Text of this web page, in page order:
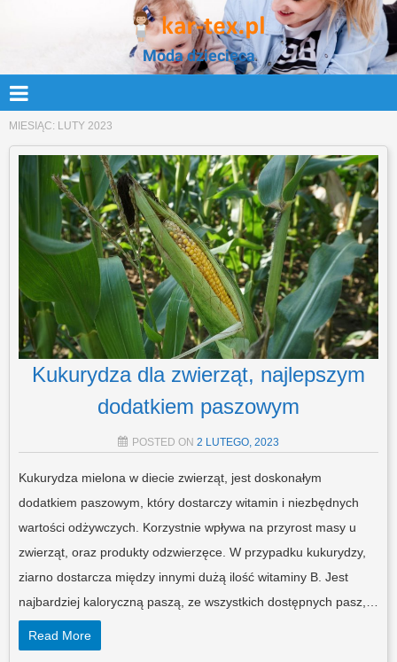
Moda dziecięca
MIESIĄC: LUTY 2023
Kukurydza dla zwierząt, najlepszym
dodatkiem paszowym
POSTED ON 2 LUTEGO, 2023
Kukurydza mielona w diecie zwierząt, jest doskonałym
dodatkiem paszowym, który dostarczy witamin i niezbędnych
wartości odżywczych. Korzystnie wpływa na przyrost masy u
zwierząt, oraz produkty odzwierzęce. W przypadku kukurydzy,
ziarno dostarcza między innymi dużą ilość witaminy B. Jest
najbardziej kaloryczną paszą, ze wszystkich dostępnych pasz,…
Read More